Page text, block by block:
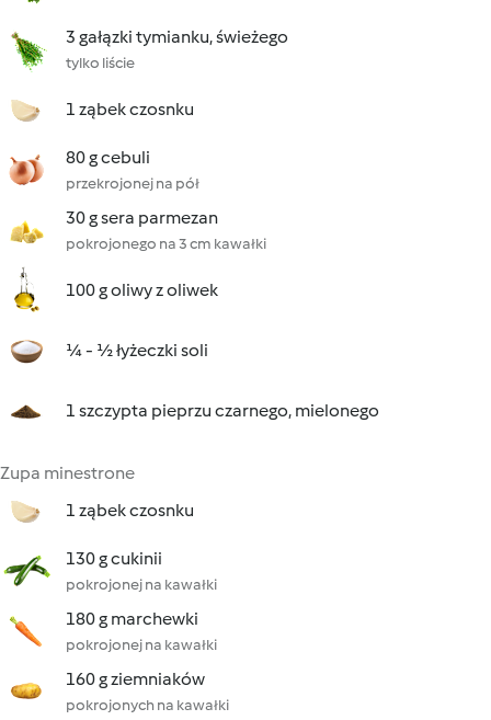
3 gałązki tymianku, świeżego
tylko liście
1 ząbek czosnku
80 g cebuli
przekrojonej na pół
30 g sera parmezan
pokrojonego na 3 cm kawałki
100 g oliwy z oliwek
¼ - ½ łyżeczki soli
1 szczypta pieprzu czarnego, mielonego
Zupa minestrone
1 ząbek czosnku
130 g cukinii
pokrojonej na kawałki
180 g marchewki
pokrojonej na kawałki
160 g ziemniaków
pokrojonych na kawałki